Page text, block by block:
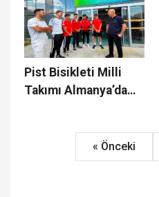
Pist Bisikleti Milli
Takımı Almanya’da
« Önceki